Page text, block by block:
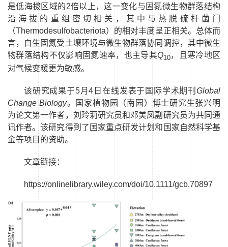
是低海拔区域的2倍以上，这一变化与固氮微生物群落结构
沿海拔的重组密切相关，其中与热脱硫杆菌门
（Thermodesulfobacteriota）的相对丰度呈正相关。总体而
言，自生固氮受土壤环境与微生物群落协同调控，其中微生
物群落结构不仅影响固氮速率，也主导其Q10，且寒冷地区
对气候变暖更为敏感。
该研究成果于5月4 日在线发表于国际学术期刊Global
Change Biology。 国家植物园（南园）博士研究生张兴明
为论文第一作者，刘玲莉研究员和邓美凤副研究员为共同通
讯作者。该研究得到了国家重点研发计划和国家自然科学基
金等项目的资助。
文章链接：
https://onlinelibrary.wiley.com/doi/10.1111/gcb.70897